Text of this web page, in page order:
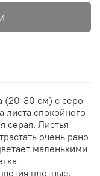
(20-30 см) с серо-
листа спокойного
серая. Листья
очень рано
маленькими
плотные,